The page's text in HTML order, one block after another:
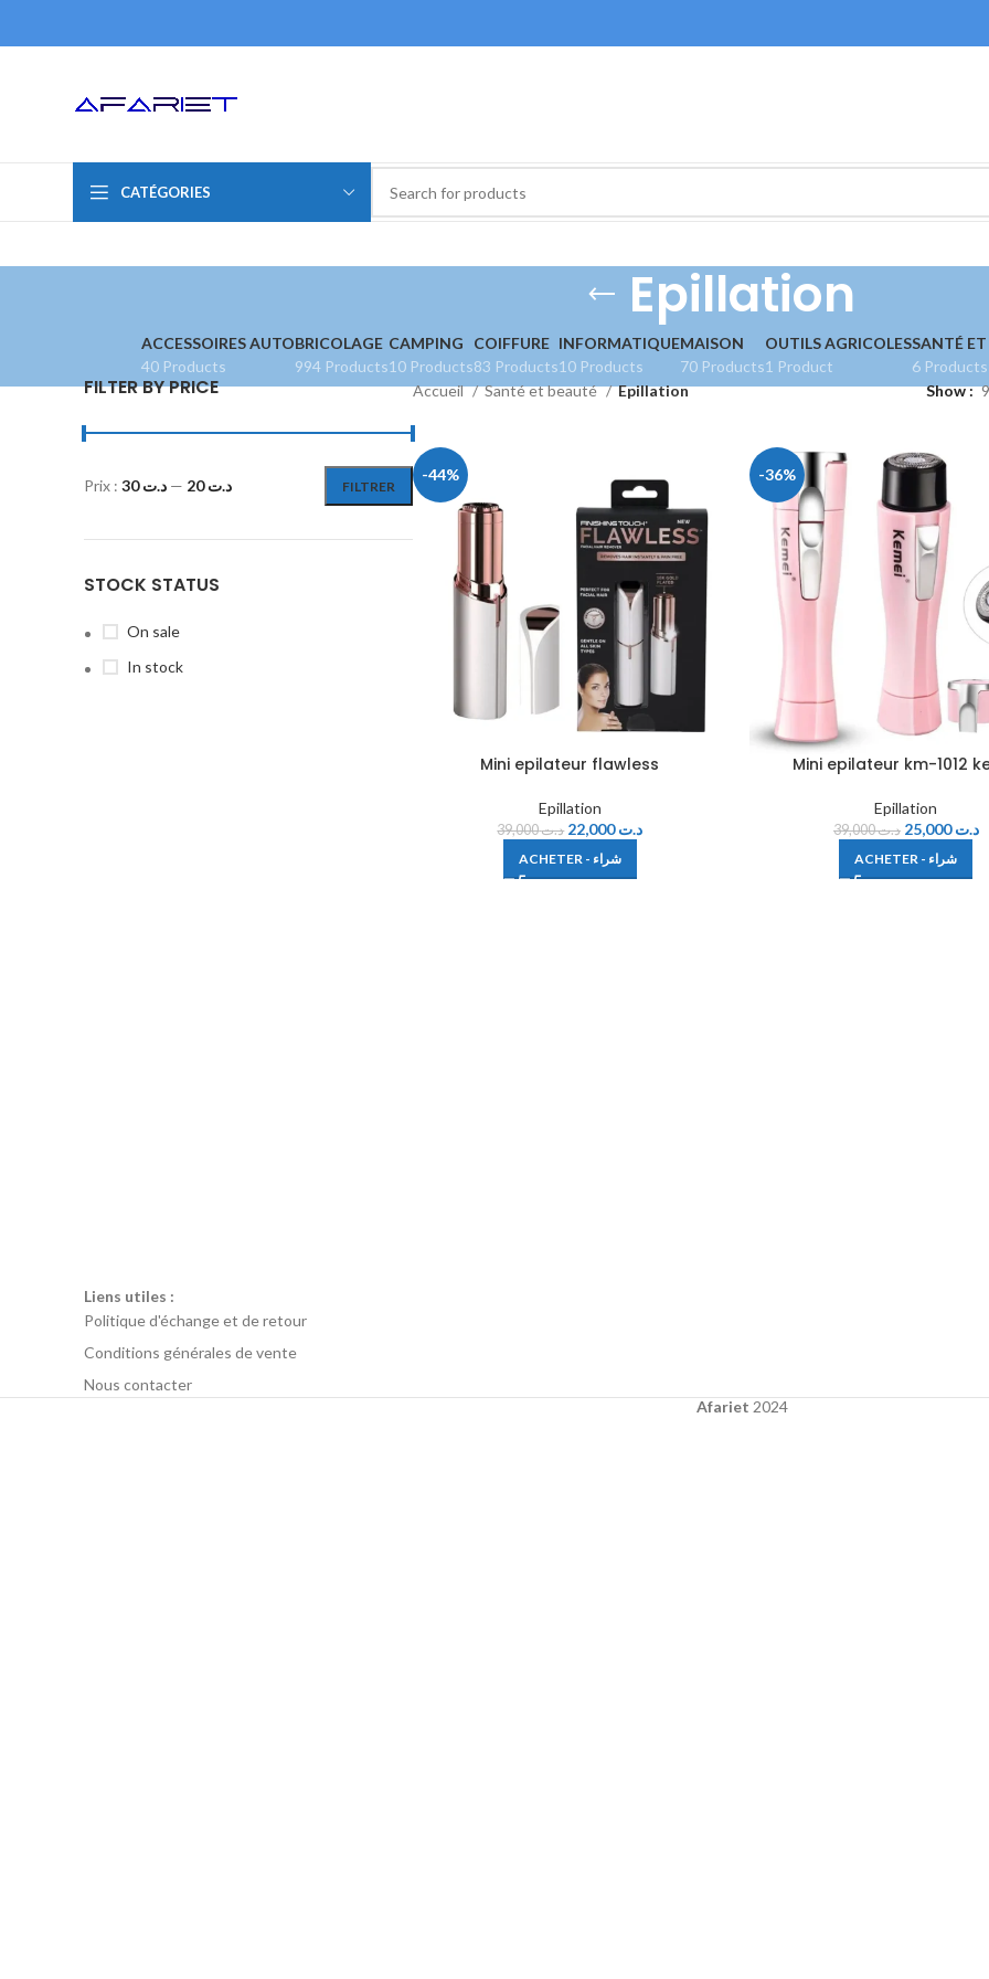
CATÉGORIES
Epillation
ACCESSOIRES AUTO
40 Products
BRICOLAGE
994 Products
CAMPING
10 Products
COIFFURE
83 Products
INFORMATIQUE
10 Products
MAISON
70 Products
OUTILS AGRICOLES
1 Product
SANTÉ
6 Products
FILTER BY PRICE
FILTRER
Prix : د.ت 20 — د.ت 30
STOCK STATUS
On sale
In stock
Accueil Santé et beauté Epillation Show 9
-44%
Mini epilateur flawless
Epillation
د.ت39,000 د.ت22,000
ACHETER - شراء
-36%
Mini epilateur km-1012
Epillation
د.ت39,000 د.ت25,000
ACHETER - شراء
Liens utiles :
Politique d'échange et de retour
Conditions générales de vente
Nous contacter
Afariet 2024